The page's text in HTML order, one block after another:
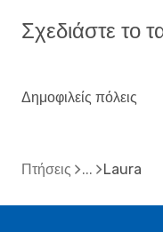
Σχεδιάστε το
Δημοφιλείς πόλεις
Πτήσεις Laura